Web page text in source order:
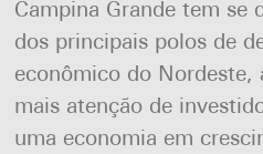
Campina Grande tem se
dos principais polos de
econômico do Nordeste,
mais atenção de
uma economia em